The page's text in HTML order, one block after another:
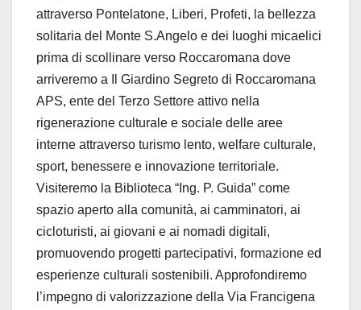
attraverso Pontelatone, Liberi, Profeti, la bellezza
solitaria del Monte S.Angelo e dei luoghi micaelici
prima di scollinare verso Roccaromana dove
arriveremo a Il Giardino Segreto di Roccaromana
APS, ente del Terzo Settore attivo nella
rigenerazione culturale e sociale delle aree
interne attraverso turismo lento, welfare culturale,
sport, benessere e innovazione territoriale.
Visiteremo la Biblioteca “Ing. P. Guida” come
spazio aperto alla comunità, ai camminatori, ai
cicloturisti, ai giovani e ai nomadi digitali,
promuovendo progetti partecipativi, formazione ed
esperienze culturali sostenibili. Approfondiremo
l’impegno di valorizzazione della Via Francigena